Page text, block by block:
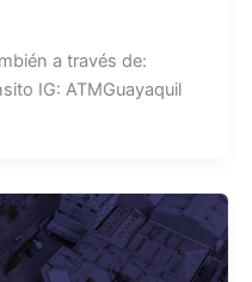
a través de:
IG: ATMGuayaquil